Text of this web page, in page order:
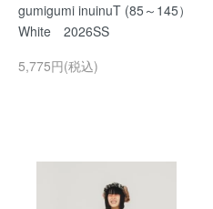
gumigumi inuinuT (85～145）
White 2026SS
5,775円(税込)